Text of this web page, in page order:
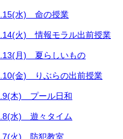
水) 命の授業
火) 情報モラル出前授業
月) 夏らしいもの
金) りぶらの出前授業
木) プール日和
水) 遊々タイム
火) 防犯教室